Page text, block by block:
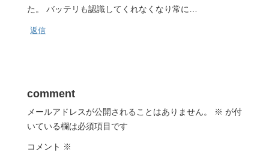
た。 バッテリも認識してくれなくなり常に…
返信
comment
メールアドレスが公開されることはありません。 ※ が付
いている欄は必須項目です
コメント ※